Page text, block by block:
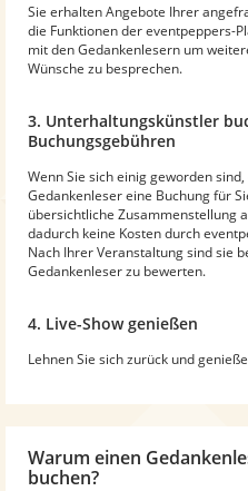
Sie erhalten Angebote Ihrer
die Funktionen der eventpeppers-
mit den Gedankenlesern um
Wünsche zu besprechen.
3. Unterhaltungskünstler
Buchungsgebühren
Wenn Sie sich einig geworden
Gedankenleser eine Buchung für
übersichtliche Zusammenstellung
dadurch keine Kosten durch
Nach Ihrer Veranstaltung sind sie
Gedankenleser zu bewerten.
4. Live-Show genießen
Lehnen Sie sich zurück und
Warum einen
buchen?